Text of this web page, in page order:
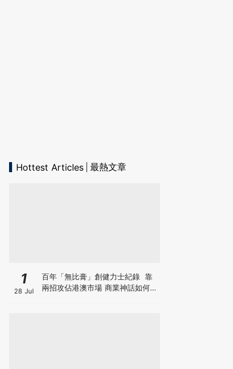
Hottest Articles 最熱文章
1
28 Jul
百年「無比膏」創健力士紀錄 靠
兩招攻佔港澳市場 商業神話如何面